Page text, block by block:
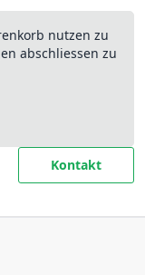
nutzen zu
abschliessen zu
Kontakt